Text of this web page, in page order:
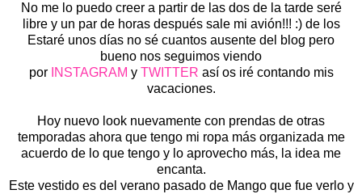
No me lo puedo creer a partir de las dos de la tarde seré
libre y un par de horas después sale mi avión!!! :) de los
Estaré unos días no sé cuantos ausente del blog pero
bueno nos seguimos viendo
por INSTAGRAM y TWITTER así os iré contando mis
vacaciones.
Hoy nuevo look nuevamente con prendas de otras
temporadas ahora que tengo mi ropa más organizada me
acuerdo de lo que tengo y lo aprovecho más, la idea me
encanta.
Este vestido es del verano pasado de Mango que fue verlo y